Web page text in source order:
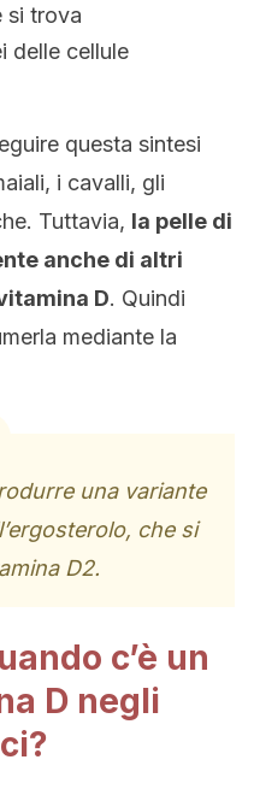
si trova
delle cellule
questa sintesi
i cavalli, gli
Tuttavia, la pelle di
anche di altri
D. Quindi
mediante la
una variante
che si
D2.
c’è un
D negli